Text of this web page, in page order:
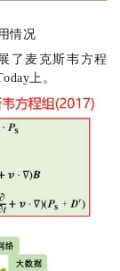
情况
了麦克斯韦方程
上。